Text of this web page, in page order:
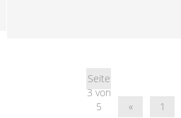
Seite
3 von
5
« 1